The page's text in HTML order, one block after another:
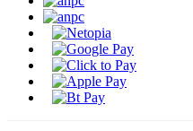
Modalitati de Livrare